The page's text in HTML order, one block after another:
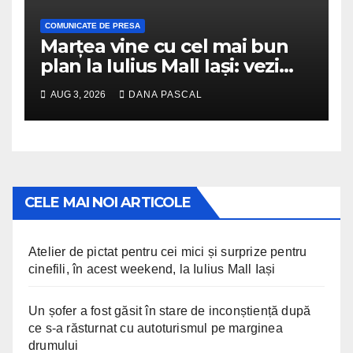
COMUNICATE DE PRESA
Marțea vine cu cel mai bun
plan la Iulius Mall Iași: vezi
„Odiseea” și „Omul-Păianjen:
O nouă zi”, la preț special
AUG 3, 2026 DANA PASCAL
CELE MAI NOI ARTICOLE
Atelier de pictat pentru cei mici și surprize pentru
cinefili, în acest weekend, la Iulius Mall Iași
Un șofer a fost găsit în stare de inconștiență după
ce s-a răsturnat cu autoturismul pe marginea
drumului